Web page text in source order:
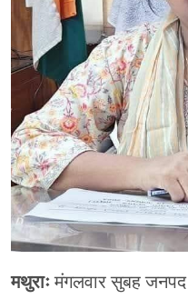
मथुराःमंगलवार सुबह जनपद
गोरखपुर
प्रयागराज
रामपुर